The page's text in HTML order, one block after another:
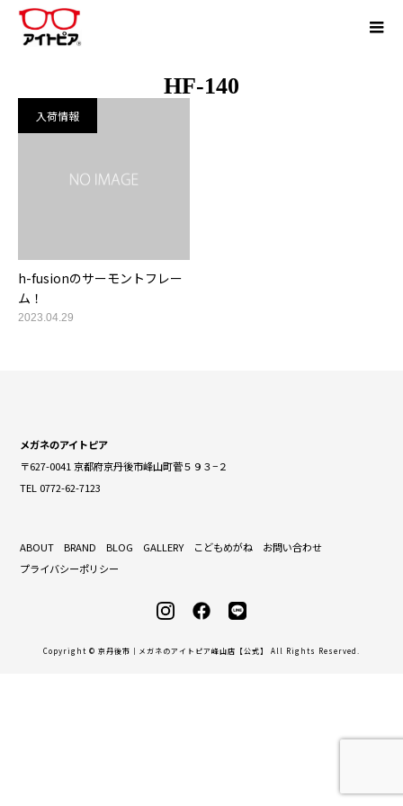
HF-140
入荷情報
h-fusionのサーモントフレー
ム！
2023.04.29
メガネのアイトピア
〒627-0041 京都府京丹後市峰山町菅５９３−２
TEL 0772-62-7123
ABOUT BRAND BLOG GALLERY こどもめがね
お問い合わせ
プライバシーポリシー
Copyright © 京丹後市｜メガネのアイトピア峰山店【公式】 All Rights Reserved.